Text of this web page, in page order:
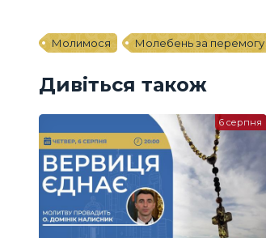
Молимося Молебень за перемогу
Дивіться також
6 серпня